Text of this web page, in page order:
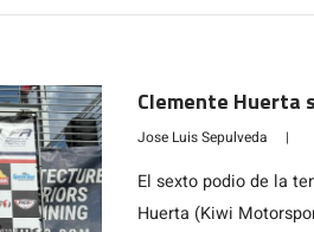
Clemente Huerta
Jose Luis Sepulveda |
El sexto podio de la
Huerta (Kiwi